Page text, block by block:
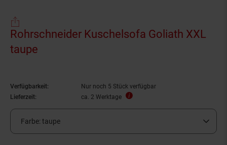
Rohrschneider Kuschelsofa Goliath XXL
taupe
Verfügbarkeit:
Nur noch 5 Stück verfügbar
Lieferzeit:
ca. 2 Werktage
Farbe: taupe